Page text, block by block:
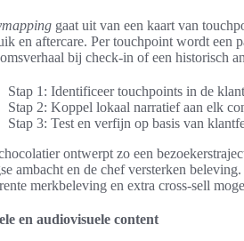
gaat uit van een kaart van
en aftercare. Per touchpoint wordt een
bij check-in of een historisch
Stap 1: Identificeer touchpoints in de
Stap 2: Koppel lokaal narratief aan elk
Stap 3: Test en verfijn op basis van
ontwerpt zo een
ambacht en de chef versterken
merkbeleving en extra cross-sell
en audiovisuele content